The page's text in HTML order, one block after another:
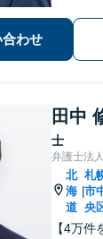
わせ
田中
士
弁護士法
北
海
道
札
市
央
【4万